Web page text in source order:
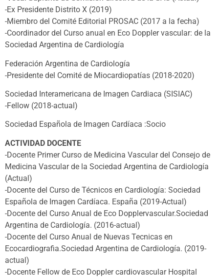
-Ex Presidente Distrito X (2019)
-Miembro del Comité Editorial PROSAC (2017 a la fecha)
-Coordinador del Curso anual en Eco Doppler vascular: de la
Sociedad Argentina de Cardiología
Federación Argentina de Cardiología
-Presidente del Comité de Miocardiopatías (2018-2020)
Sociedad Interamericana de Imagen Cardiaca (SISIAC)
-Fellow (2018-actual)
Sociedad Española de Imagen Cardíaca :Socio
ACTIVIDAD DOCENTE
-Docente Primer Curso de Medicina Vascular del Consejo de
Medicina Vascular de la Sociedad Argentina de Cardiología
(Actual)
-Docente del Curso de Técnicos en Cardiología: Sociedad
Española de Imagen Cardíaca. España (2019-Actual)
-Docente del Curso Anual de Eco Dopplervascular.Sociedad
Argentina de Cardiología. (2016-actual)
-Docente del Curso Anual de Nuevas Tecnicas en
Ecocardiografia.Sociedad Argentina de Cardiología. (2019-
actual)
-Docente Fellow de Eco Doppler cardiovascular Hospital